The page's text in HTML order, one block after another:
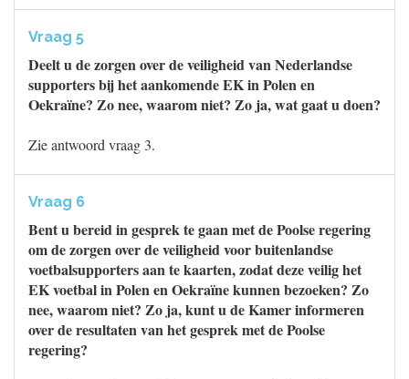
Vraag 5
Deelt u de zorgen over de veiligheid van Nederlandse
supporters bij het aankomende EK in Polen en
Oekraïne? Zo nee, waarom niet? Zo ja, wat gaat u doen?
Zie antwoord vraag 3.
Vraag 6
Bent u bereid in gesprek te gaan met de Poolse regering
om de zorgen over de veiligheid voor buitenlandse
voetbalsupporters aan te kaarten, zodat deze veilig het
EK voetbal in Polen en Oekraïne kunnen bezoeken? Zo
nee, waarom niet? Zo ja, kunt u de Kamer informeren
over de resultaten van het gesprek met de Poolse
regering?